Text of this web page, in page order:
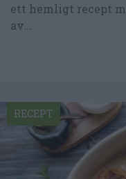
ett hemligt recept
av...
RECEPT